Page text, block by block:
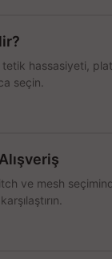
hassasiyeti,
seçin.
ve mesh